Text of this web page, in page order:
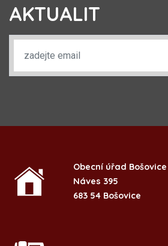
AKTUALIT
Obecní úřad Bošovice
Náves 395
683 54 Bošovice